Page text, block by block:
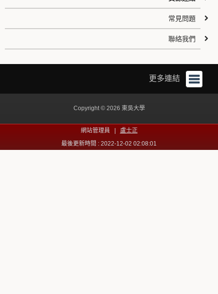
常見問題
聯絡我們
更多連結
Copyright © 2026 東吳大學
網站管理員 | 盧士正
最後更新時間 : 2022-12-02 02:08:01